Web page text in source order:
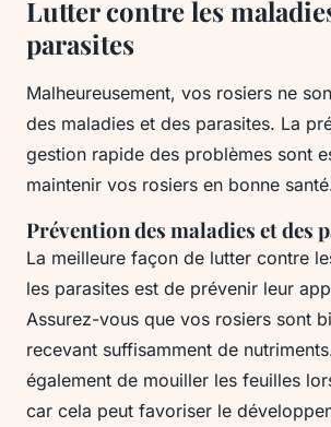
Lutter contre les
parasites
Malheureusement, vos rosiers ne
des maladies et des parasites. La
gestion rapide des problèmes sont
maintenir vos rosiers en bonne
Prévention des maladies et des
La meilleure façon de lutter contre
les parasites est de prévenir leur
Assurez-vous que vos rosiers sont
recevant suffisamment de
également de mouiller les feuilles
car cela peut favoriser le